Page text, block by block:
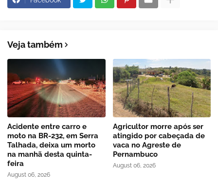
Veja também
Acidente entre carro e
moto na BR-232, em Serra
Talhada, deixa um morto
na manhã desta quinta-
feira
August 06, 2026
Agricultor morre após ser
atingido por cabeçada de
vaca no Agreste de
Pernambuco
August 06, 2026